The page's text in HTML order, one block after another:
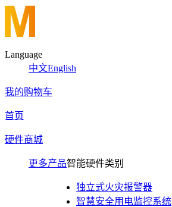
Language
中文English
我的购物车
首页
硬件商城
更多产品智能硬件类别
独立式火灾报警器
智慧安全用电监控系统